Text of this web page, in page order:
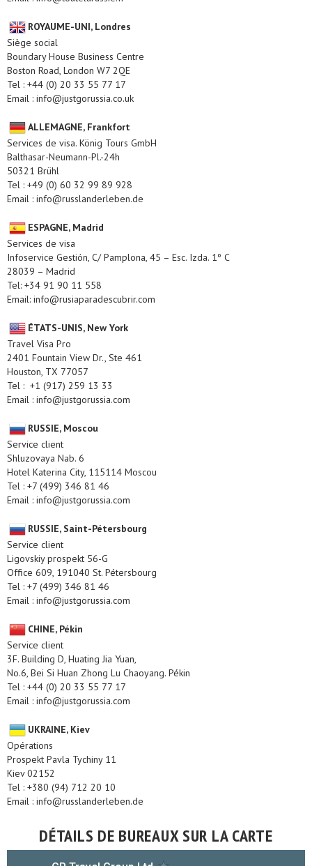
ROYAUME-UNI, Londres
Siège social
Boundary House Business Centre
Boston Road, London W7 2QE
Tel : +44 (0) 20 33 55 77 17
Email : info@justgorussia.co.uk
ALLEMAGNE, Frankfort
Services de visa. König Tours GmbH
Balthasar-Neumann-Pl.-24h
50321 Brühl
Tel : +49 (0) 60 32 99 89 928
Email : info@russlanderleben.de
ESPAGNE, Madrid
Services de visa
Infoservice Gestión, C/ Pamplona, 45 – Esc. Izda. 1º C
28039 – Madrid
Tel: +34 91 90 11 558
Email: info@rusiaparadescubrir.com
ÉTATS-UNIS, New York
Travel Visa Pro
2401 Fountain View Dr., Ste 461
Houston, TX 77057
Tel : +1 (917) 259 13 33
Email : info@justgorussia.com
RUSSIE, Moscou
Service client
Shluzovaya Nab. 6
Hotel Katerina City, 115114 Moscou
Tel : +7 (499) 346 81 46
Email : info@justgorussia.com
RUSSIE, Saint-Pétersbourg
Service client
Ligovskiy prospekt 56-G
Office 609, 191040 St. Pétersbourg
Tel : +7 (499) 346 81 46
Email : info@justgorussia.com
CHINE, Pékin
Service client
3F. Building D, Huating Jia Yuan,
No.6, Bei Si Huan Zhong Lu Chaoyang. Pékin
Tel : +44 (0) 20 33 55 77 17
Email : info@justgorussia.com
UKRAINE, Kiev
Opérations
Prospekt Pavla Tychiny 11
Kiev 02152
Tel : +380 (94) 712 20 10
Email : info@russlanderleben.de
DÉTAILS DE BUREAUX SUR LA CARTE